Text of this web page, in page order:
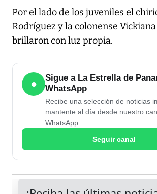
Por el lado de los juveniles el
Rodríguez y la colonense
brillaron con luz propia.
●
Sigue a La Estrella de
WhatsApp
Recibe una selección de noticias
mantente al día desde nuestro
WhatsApp.
Seguir canal